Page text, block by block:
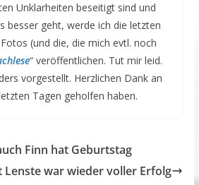
Unklarheiten beseitigt sind und
besser geht, werde ich die letzten
(und die, die mich evtl. noch
“ veröffentlichen. Tut mir leid.
vorgestellt. Herzlichen Dank an
Tagen geholfen haben.
Finn hat Geburtstag
Lenste war wieder voller Erfolg